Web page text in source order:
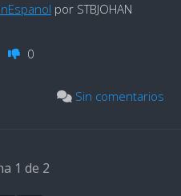
por STBJOHAN
0
Sin comentarios
1 de 2